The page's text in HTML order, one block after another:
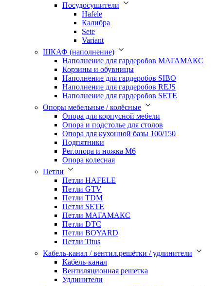
Посудосушители
Hafele
Калибра
Sete
Variant
ШКАФ (наполнение)
Наполнение для гардеробов МАГАМАКС
Корзины и обувницы
Наполнение для гардеробов SIBO
Наполнение для гардеробов REJS
Наполнение для гардеробов SETE
Опоры мебельные / колёсные
Опора для корпусной мебели
Опора и подстолье для столов
Опора для кухонной базы 100/150
Подпятники
Рег.опора и ножка М6
Опора колесная
Петли
Петли HAFELE
Петли GTV
Петли TDM
Петли SETE
Петли МАГАМАКС
Петли DTC
Петли BOYARD
Петли Titus
Кабель-канал / вентил.решётки / удлинители
Кабель-канал
Вентиляционная решетка
Удлинители